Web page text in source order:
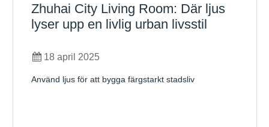
Zhuhai City Living Room: Där ljus
lyser upp en livlig urban livsstil
18 april 2025
Använd ljus för att bygga färgstarkt stadsliv